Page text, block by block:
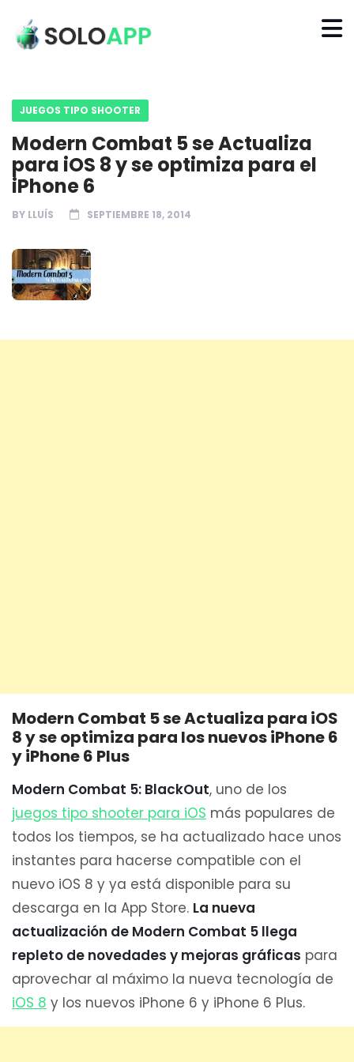
JUEGOS TIPO SHOOTER
Modern Combat 5 se Actualiza
para iOS 8 y se optimiza para el
iPhone 6
BY LLUÍS SEPTIEMBRE 18, 2014
Modern Combat 5 se Actualiza para iOS
8 y se optimiza para los nuevos iPhone 6
y iPhone 6 Plus
Modern Combat 5: BlackOut, uno de los
juegos tipo shooter para iOS más populares de
todos los tiempos, se ha actualizado hace unos
instantes para hacerse compatible con el
nuevo iOS 8 y ya está disponible para su
descarga en la App Store. La nueva
actualización de Modern Combat 5 llega
repleto de novedades y mejoras gráficas para
aprovechar al máximo la nueva tecnología de
iOS 8 y los nuevos iPhone 6 y iPhone 6 Plus.